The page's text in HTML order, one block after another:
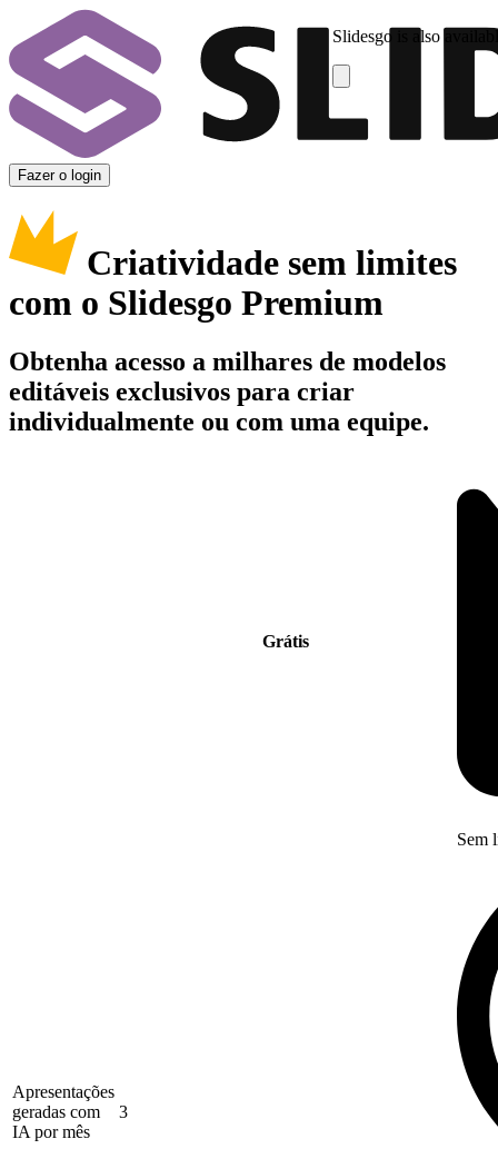
Slidesgo is also
Fazer o login
Criatividade sem limites
com o Slidesgo Premium
Obtenha acesso a milhares de modelos
editáveis exclusivos para criar
individualmente ou com uma equipe.
Grátis
Apresentações
geradas com
IA por mês
3
Sem